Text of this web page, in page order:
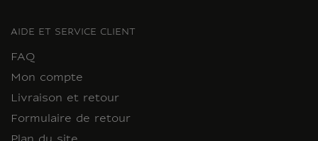
AIDE ET SERVICE CLIENT
FAQ
Mon compte
Livraison et retour
Formulaire de retour